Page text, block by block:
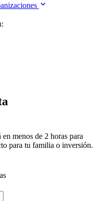
menos de 2 horas para
para tu familia o inversión.